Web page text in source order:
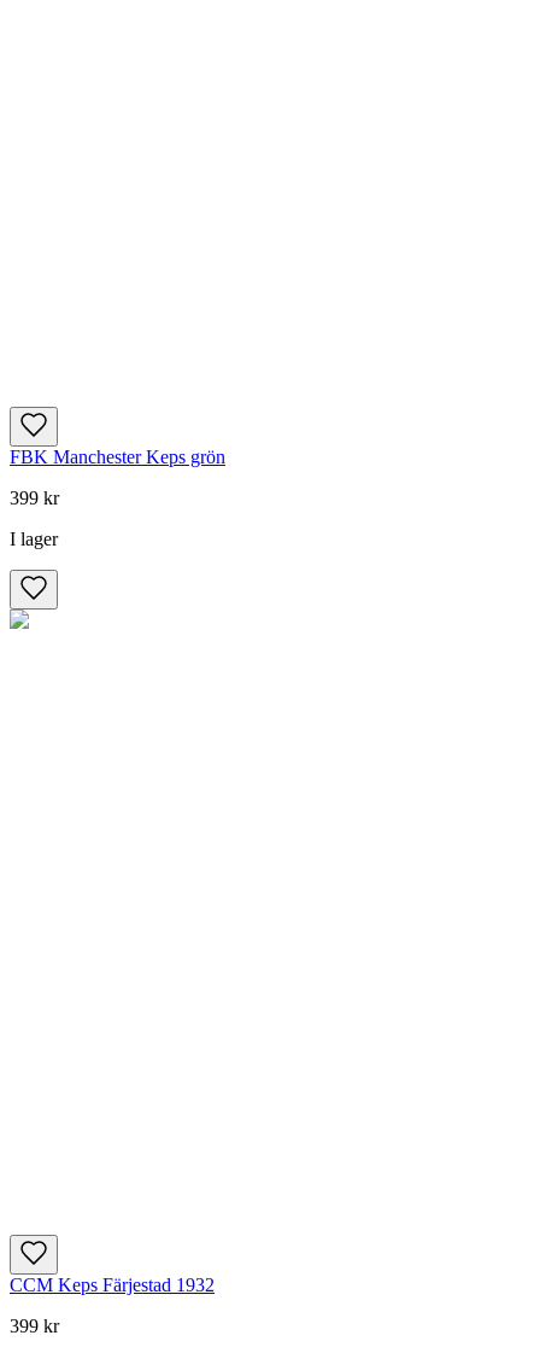
FBK Manchester Keps grön
399 kr
I lager
CCM Keps Färjestad 1932
399 kr